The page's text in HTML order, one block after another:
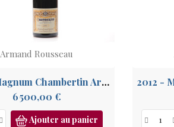
Armand Rousseau
2013 - Magnum Chambertin Armand Rousseau GC
6 500,00 €Prix
Ajouter au panier